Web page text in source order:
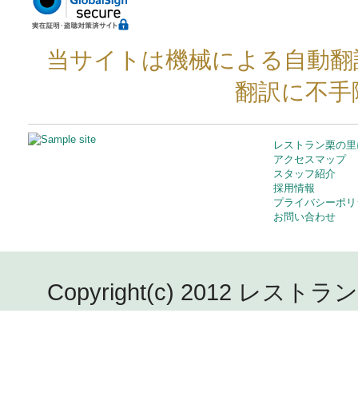
当サイトは機械による自動
翻訳に不
レストラン栗の
アクセスマップ
スタッフ紹介
採用情報
プライバシーポ
お問い合わせ
Copyright(c) 2012 レストラ